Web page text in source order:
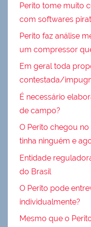
Perito tome muito
com softwares
Perito faz análise
um compressor
Em geral toda
contestada/
É necessário
de campo?
O Perito chegou
tinha ninguém e
Entidade
do Brasil
O Perito pode
individualmente?
Mesmo que o